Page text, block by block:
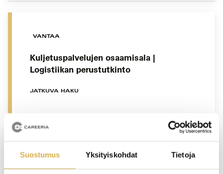
Suostumus Yksityiskohdat Tietoja
VANTAA
Kuljetuspalvelujen osaamisala |
Logistiikan perustutkinto
JATKUVA HAKU
Hotelliosaajan opiskelupolku |